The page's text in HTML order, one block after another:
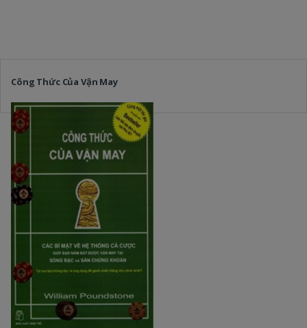
Công Thức Của Vận May